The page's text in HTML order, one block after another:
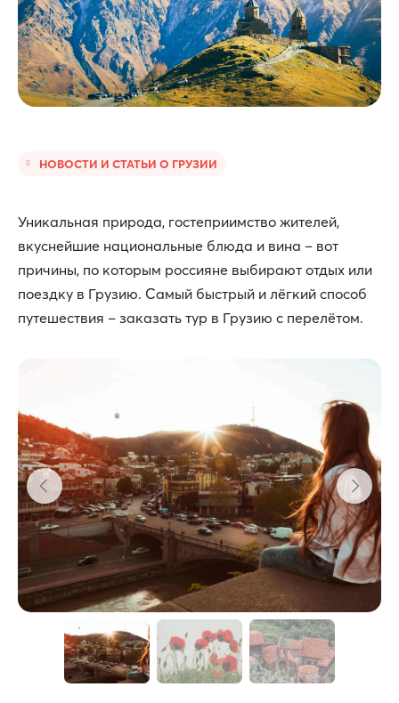
НОВОСТИ И СТАТЬИ О ГРУЗИИ
Уникальная природа, гостеприимство жителей,
вкуснейшие национальные блюда и вина – вот
причины, по которым россияне выбирают отдых или
поездку в Грузию. Самый быстрый и лёгкий способ
путешествия – заказать тур в Грузию с перелётом.